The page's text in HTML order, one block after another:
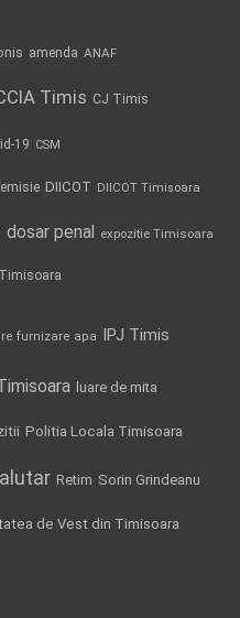
amenda ANAF
Timis CJ Timis
19 CSM
DIICOT DIICOT Timisoara
dosar penal expozitie Timisoara
furnizare apa IPJ Timis
luare de mita
Politia Locala Timisoara
Retim Sorin Grindeanu
de Vest din Timisoara